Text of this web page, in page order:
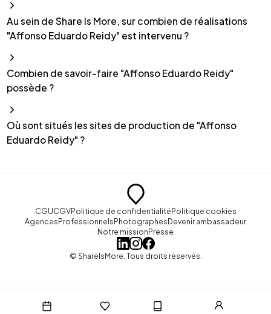
Au sein de Share Is More, sur combien de réalisations
"Affonso Eduardo Reidy" est intervenu ?
Combien de savoir-faire "Affonso Eduardo Reidy"
possède ?
Où sont situés les sites de production de "Affonso
Eduardo Reidy" ?
CGUCGVPolitique de confidentialitéPolitique cookies
AgencesProfessionnelsPhotographesDevenir ambassadeur
Notre missionPresse
© ShareIsMore. Tous droits réservés.